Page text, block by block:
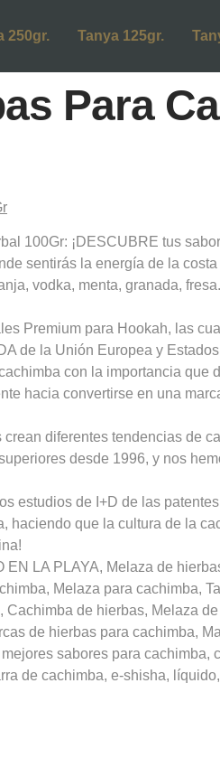
250gr. Tanya 125gr.
Para
100Gr: ¡DESCUBRE tus
sentirás la energía de la
vodka, menta, granada,
Premium para Hookah, las
de la Unión Europea y
con la importancia
hacia convertirse en una
diferentes tendencias de
desde 1996, y nos
estudios de I+D de las
haciendo que la cultura de la
EN LA PLAYA, Melaza de
Melaza para cachimba,
de hierbas, Melaza
de hierbas para cachimba,
sabores para
de cachimba, e-shisha,